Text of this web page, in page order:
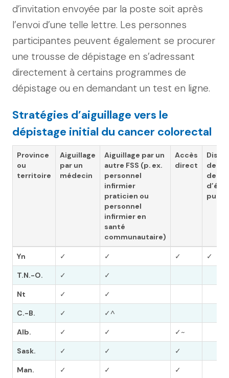
d’invitation envoyée par la poste soit après
l’envoi d’une telle lettre. Les personnes
participantes peuvent également se procurer
une trousse de dépistage en s’adressant
directement à certains programmes de
dépistage ou en demandant un test en ligne.
Stratégies d’aiguillage vers le
dépistage initial du cancer colorectal
Province
ou
territoire
Aiguillage
par un
médecin
Aiguillage par un
autre FSS (p. ex.
personnel
infirmier
praticien ou
personnel
infirmier en
santé
communautaire)
Accès
direct
de
de
Yn ✓ ✓ ✓ ✓
T.N.-O. ✓ ✓
Nt ✓ ✓
C.-B. ✓ ✓^
Alb. ✓ ✓ ✓~
Sask. ✓ ✓ ✓
Man. ✓ ✓ ✓